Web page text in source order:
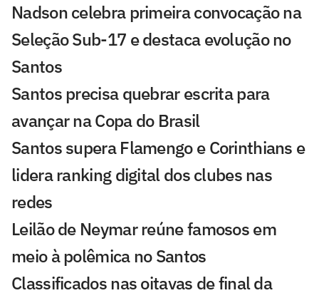
Nadson celebra primeira convocação na
Seleção Sub-17 e destaca evolução no
Santos
Santos precisa quebrar escrita para
avançar na Copa do Brasil
Santos supera Flamengo e Corinthians e
lidera ranking digital dos clubes nas
redes
Leilão de Neymar reúne famosos em
meio à polêmica no Santos
Classificados nas oitavas de final da